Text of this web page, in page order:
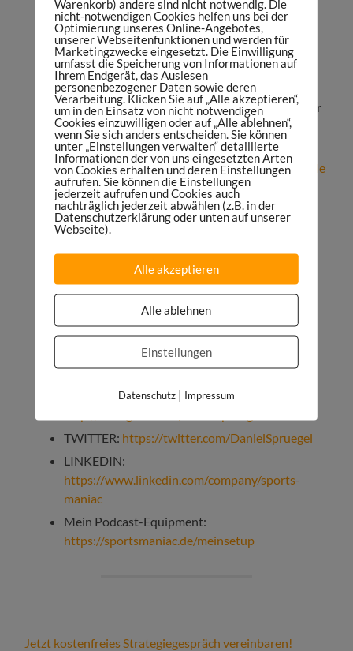
Meine Buchempfehlungen:
https://sportsmaniac.de/books
Mehr zu unserer Podcast-Agentur Maniac
Studios:https://maniacstudios.com
Du willst einen Podcast starten oder als Partner
im Sports Maniac Podcast werben? Hier
anfragen:https://danielspruegel.com
Abonniere den Sports Maniac Podcast auf Apple
Podcasts,Google Podcasts,Spotify
SoundcloudoderTuneIn
Abonniere das Weekly Update:
Bewerte den Sports Maniac Podcast:
https://sportsmaniac.de/bewertung
Kostenfreie Facebook-Gruppe:
https://sportsmaniac.de/community
http://facebook.com/sportsmaniacDE
INSTAGRAM:
TWITTER: https://twitter.com/DanielSpruegel
LINKEDIN:
https://www.linkedin.com/company/sports-
maniac
Mein Podcast-Equipment:
https://sportsmaniac.de/meinsetup
Jetzt kostenfreies Strategiegespräch vereinbaren!
Warenkorb) andere sind nicht notwendig. Die
nicht-notwendigen Cookies helfen uns bei der
Optimierung unseres Online-Angebotes,
unserer Webseitenfunktionen und werden für
Marketingzwecke eingesetzt. Die Einwilligung
umfasst die Speicherung von Informationen auf
Ihrem Endgerät, das Auslesen
personenbezogener Daten sowie deren
Verarbeitung. Klicken Sie auf „Alle akzeptieren“,
um in den Einsatz von nicht notwendigen
Cookies einzuwilligen oder auf „Alle ablehnen“,
wenn Sie sich anders entscheiden. Sie können
unter „Einstellungen verwalten“ detaillierte
Informationen der von uns eingesetzten Arten
von Cookies erhalten und deren Einstellungen
aufrufen. Sie können die Einstellungen
jederzeit aufrufen und Cookies auch
nachträglich jederzeit abwählen (z.B. in der
Datenschutzerklärung oder unten auf unserer
Webseite).
Alle akzeptieren
Alle ablehnen
Einstellungen
Datenschutz| Impressum